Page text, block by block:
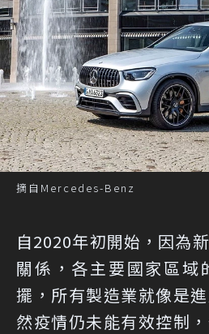
摘自Mercedes-Benz
自2020年初開始，因為
關係，各主要國家區域
擺，所有製造業就像是
然疫情仍未能有效控制